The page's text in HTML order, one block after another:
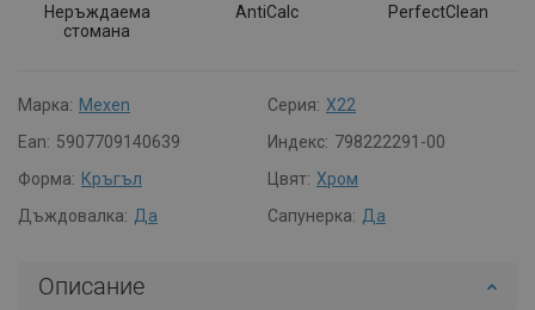
Неръждаема
стомана
AntiCalc PerfectClean
Марка: Mexen Серия: X22
Ean: 5907709140639 Индекс: 798222291-00
Форма: Кръгъл Цвят: Хром
Дъждовалка: Да Сапунерка: Да
Описание